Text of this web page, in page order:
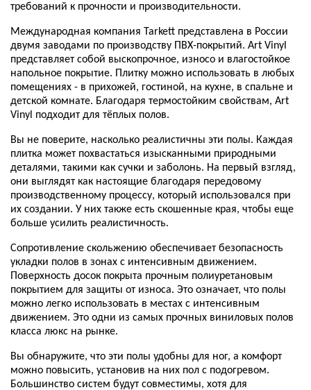
требований к прочности и производительности.
Международная компания Tarkett представлена в России
двумя заводами по производству ПВХ-покрытий. Art Viny
представляет собой выскопрочное, износо и влагостойкое
напольное покрытие. Плитку можно использовать в любых
помещениях - в прихожей, гостиной, на кухне, в спальне и
детской комнате. Благодаря термостойким свойствам, Art
Viny подходит для тёплых полов.
Вы не поверите, насколько реалистичны эти полы. Каждая
плитка может похвастаться изысканными природными
деталями, такими как сучки и заболонь. На первый взгляд,
они выглядят как настоящие благодаря передовому
производственному процессу, который использовался при
их создании. У них также есть скошенные края, чтобы еще
больше усилить реалистичность.
Сопротивление скольжению обеспечивает безопасность
укладки полов в зонах с интенсивным движением.
Поверхность досок покрыта прочным полиуретановым
покрытием для защиты от износа. Это означает, что полы
можно легко использовать в местах с интенсивным
движением. Это одни из самых прочных виниловых полов
класса люкс на рынке.
Вы обнаружите, что эти полы удобны для ног, а комфорт
можно повысить, установив на них пол с подогревом.
Большинство систем будут совместимы, хотя для